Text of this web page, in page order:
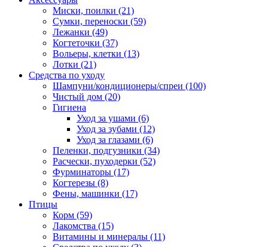
Миски, поилки (21)
Сумки, переноски (59)
Лежанки (49)
Когтеточки (37)
Вольеры, клетки (13)
Лотки (21)
Средства по уходу
Шампуни/кондиционеры/спреи (100)
Чистый дом (20)
Гигиена
Уход за ушами (6)
Уход за зубами (12)
Уход за глазами (6)
Пеленки, подгузники (34)
Расчески, пуходерки (52)
Фурминаторы (17)
Когтерезы (8)
Фены, машинки (17)
Птицы
Корм (59)
Лакомства (15)
Витамины и минералы (11)